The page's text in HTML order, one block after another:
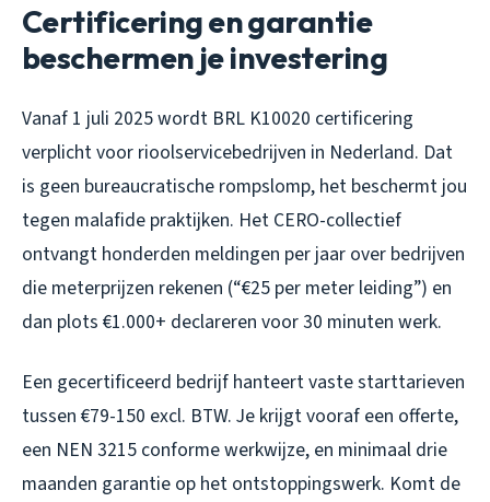
Certificering en garantie
beschermen je investering
Vanaf 1 juli 2025 wordt BRL K10020 certificering
verplicht voor rioolservicebedrijven in Nederland. Dat
is geen bureaucratische rompslomp, het beschermt jou
tegen malafide praktijken. Het CERO-collectief
ontvangt honderden meldingen per jaar over bedrijven
die meterprijzen rekenen (“€25 per meter leiding”) en
dan plots €1.000+ declareren voor 30 minuten werk.
Een gecertificeerd bedrijf hanteert vaste starttarieven
tussen €79-150 excl. BTW. Je krijgt vooraf een offerte,
een NEN 3215 conforme werkwijze, en minimaal drie
maanden garantie op het ontstoppingswerk. Komt de